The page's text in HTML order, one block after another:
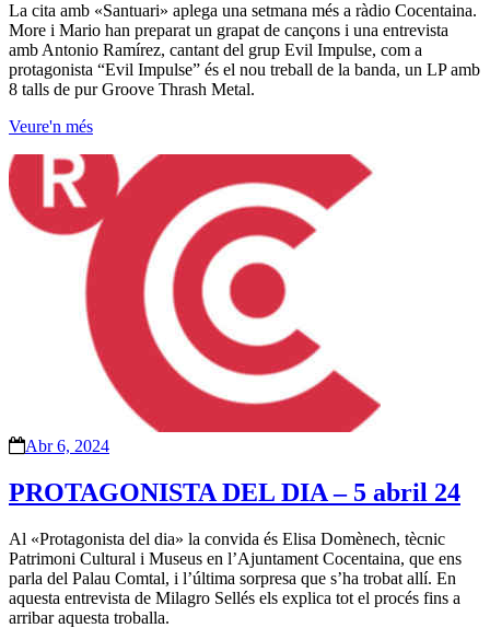
La cita amb «Santuari» aplega una setmana més a ràdio Cocentaina.
More i Mario han preparat un grapat de cançons i una entrevista
amb Antonio Ramírez, cantant del grup Evil Impulse, com a
protagonista “Evil Impulse” és el nou treball de la banda, un LP amb
8 talls de pur Groove Thrash Metal.
Veure'n més
Abr 6, 2024
PROTAGONISTA DEL DIA – 5 abril 24
Al «Protagonista del dia» la convida és Elisa Domènech, tècnic
Patrimoni Cultural i Museus en l’Ajuntament Cocentaina, que ens
parla del Palau Comtal, i l’última sorpresa que s’ha trobat allí. En
aquesta entrevista de Milagro Sellés els explica tot el procés fins a
arribar aquesta troballa.